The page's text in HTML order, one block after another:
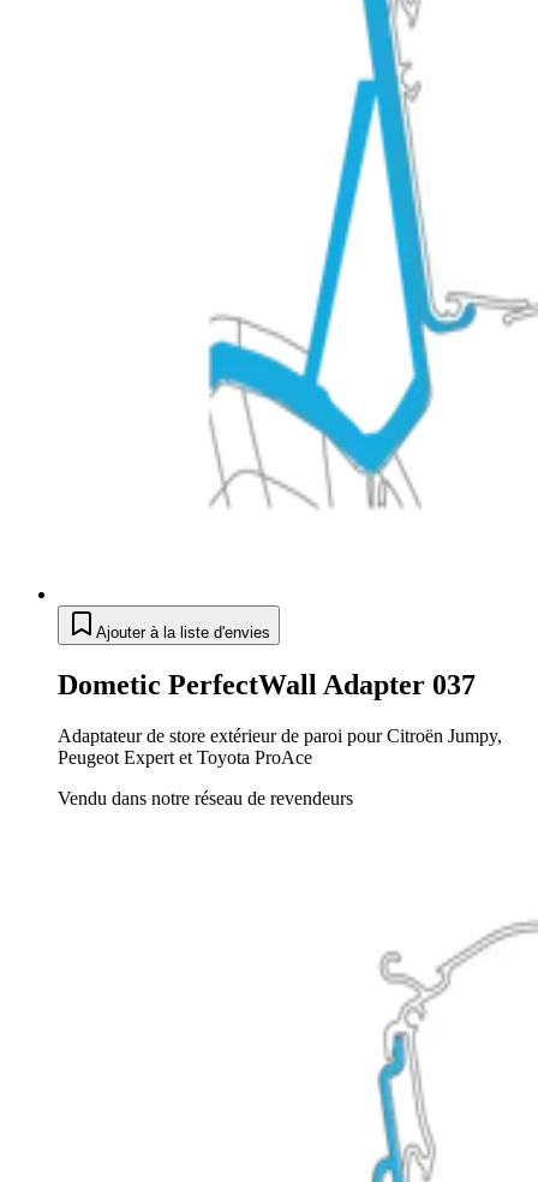
Ajouter à la liste d'envies
Dometic PerfectWall Adapter 037
Adaptateur de store extérieur de paroi pour Citroën Jumpy,
Peugeot Expert et Toyota ProAce
Vendu dans notre réseau de revendeurs